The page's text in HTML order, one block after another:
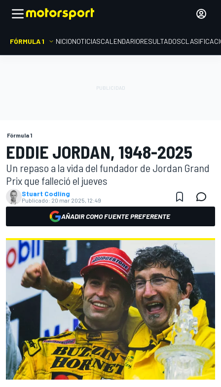
FÓRMULA 1 INICIONOTICIASCALENDARIORESULTADOS
Fórmula 1
EDDIE JORDAN, 1948-2025
Un repaso a la vida del fundador de Jordan Grand
Prix que falleció el jueves
Stuart Codling
Publicado: 20 mar 2025, 12:49
AÑADIR COMO FUENTE PREFERENTE